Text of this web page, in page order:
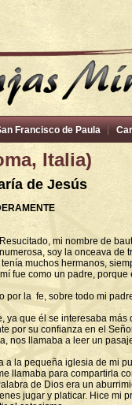
Francisco de Paula
Italia)
de Jesús
mi nombre de
soy la onceava de
muchos hermanos,
fue como un padre,
por la fe, sobre todo mi
ya que él se interesaba
por su confianza en el
nos llamaba a leer un
a la pequeña iglesia de mi
llamaba para compartirla
de Dios era un
jugar y platicar. Hice mi